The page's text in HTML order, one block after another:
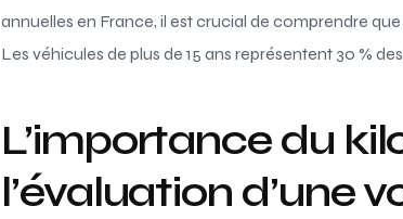
annuelles en France, il est crucial de comprendre
Les véhicules de plus de 15 ans représentent 30 %
L’importance du
l’évaluation d’une